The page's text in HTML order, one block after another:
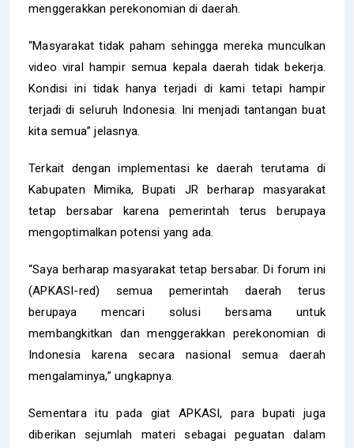
menggerakkan perekonomian di daerah.
“Masyarakat tidak paham sehingga mereka munculkan
video viral hampir semua kepala daerah tidak bekerja.
Kondisi ini tidak hanya terjadi di kami tetapi hampir
terjadi di seluruh Indonesia. Ini menjadi tantangan buat
kita semua” jelasnya.
Terkait dengan implementasi ke daerah terutama di
Kabupaten Mimika, Bupati JR berharap masyarakat
tetap bersabar karena pemerintah terus berupaya
mengoptimalkan potensi yang ada.
“Saya berharap masyarakat tetap bersabar. Di forum ini
(APKASI-red) semua pemerintah daerah terus
berupaya mencari solusi bersama untuk
membangkitkan dan menggerakkan perekonomian di
Indonesia karena secara nasional semua daerah
mengalaminya,” ungkapnya.
Sementara itu pada giat APKASI, para bupati juga
diberikan sejumlah materi sebagai peguatan dalam